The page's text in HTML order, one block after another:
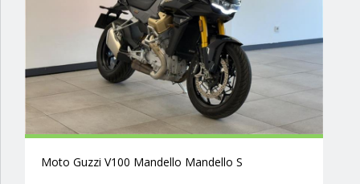
Moto Guzzi V100 Mandello Mandello S